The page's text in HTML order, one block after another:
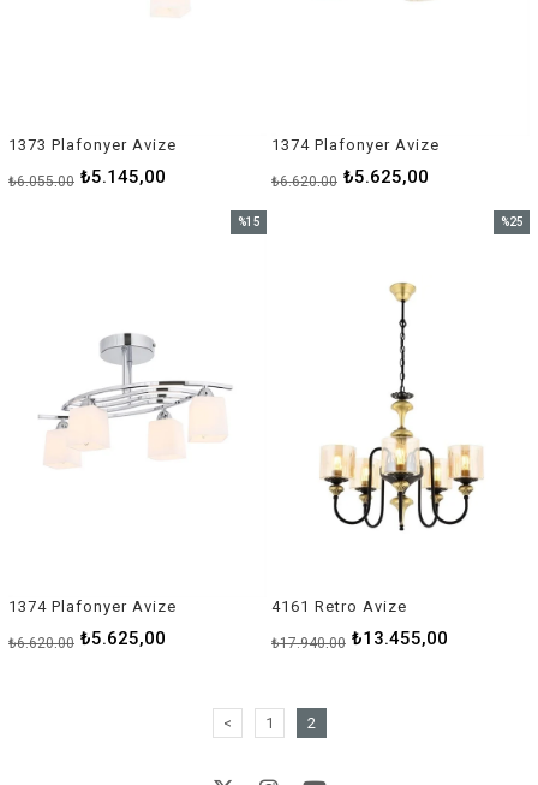
1373 Plafonyer Avize
₺5.145,00
₺6.055,00
1374 Plafonyer Avize
₺5.625,00
₺6.620,00
1374 Plafonyer Avize
₺5.625,00
₺6.620,00
%15
4161 Retro Avize
₺13.455,00
₺17.940,00
%25
< 1 2